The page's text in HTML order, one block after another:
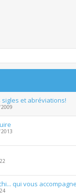
et abréviations!
qui vous